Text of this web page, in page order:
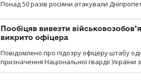
Понад 50 разів росіяни атакували
Пообіцяв вивезти
викрито офіцера
Повідомлено про підозру офіцеру штабу
призначення Національної гвардії України